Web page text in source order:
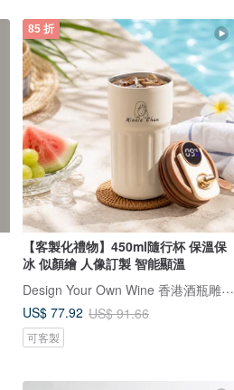
85 折
【客製化禮物】450ml隨行杯 保溫保
冰 似顏繪 人像訂製 智能顯溫
Design Your Own Wine 香港酒瓶雕刻禮品專門店
US$ 77.92 US$ 91.66
可客製